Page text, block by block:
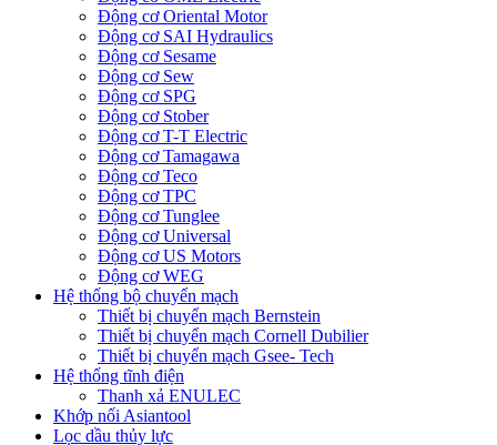
Động cơ Oriental Motor
Động cơ SAI Hydraulics
Động cơ Sesame
Động cơ Sew
Động cơ SPG
Động cơ Stober
Động cơ T-T Electric
Động cơ Tamagawa
Động cơ Teco
Động cơ TPC
Động cơ Tunglee
Động cơ Universal
Động cơ US Motors
Động cơ WEG
Hệ thống bộ chuyển mạch
Thiết bị chuyển mạch Bernstein
Thiết bị chuyển mạch Cornell Dubilier
Thiết bị chuyển mạch Gsee- Tech
Hệ thống tĩnh điện
Thanh xả ENULEC
Khớp nối Asiantool
Lọc dầu thủy lực